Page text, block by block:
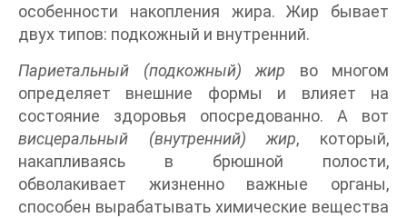
особенности накопления жира. Жир бывает
двух типов: подкожный и внутренний.
Париетальный (подкожный) жир во многом
определяет внешние формы и влияет на
состояние здоровья опосредованно. А вот
висцеральный (внутренний) жир, который,
накапливаясь в брюшной полости,
обволакивает жизненно важные органы,
способен вырабатывать химические вещества